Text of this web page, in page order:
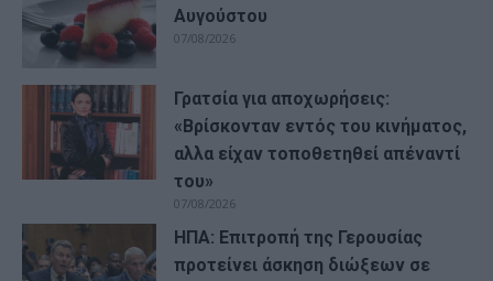
Αυγούστου
07/08/2026
Γρατσία για αποχωρήσεις:
«Bρίσκονταν εντός του κινήματος,
αλλα είχαν τοποθετηθεί απέναντί
του»
07/08/2026
ΗΠΑ: Επιτροπή της Γερουσίας
προτείνει άσκηση διώξεων σε